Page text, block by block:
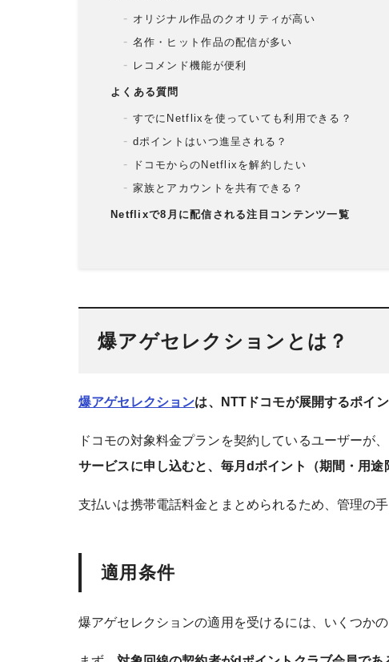
オリジナル作品のクオリティが高い
名作・ヒット作品の配信が多い
レコメンド機能が便利
よくある質問
すでにNetflixを使っていても利用できる？
dポイントはいつ進呈される？
ドコモからのNetflixを解約したい
家族とアカウントを共有できる？
Netflixで8月に配信される注目コンテンツ一覧
爆アゲセレクションとは？
爆アゲセレクションは、NTTドコモが展開するポイ
ドコモの対象料金プランを契約しているユーザーが、
サービスに申し込むと、毎月dポイント（期間・用途
支払いは携帯電話料金とまとめられるため、管理の手
適用条件
爆アゲセレクションの適用を受けるには、いくつか